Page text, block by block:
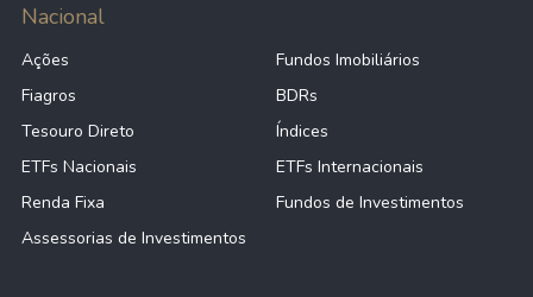
Nacional
Ações
Fundos Imobiliários
Fiagros
BDRs
Tesouro Direto
Índices
ETFs Nacionais
ETFs Internacionais
Renda Fixa
Fundos de Investimentos
Assessorias de Investimentos